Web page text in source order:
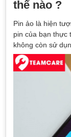
thế nào ?
Pin ảo là hiện
pin của bạn thực
không còn sử